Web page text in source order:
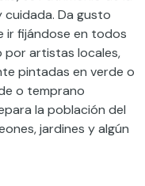
cuidada. Da gusto
ir fijándose en todos
por artistas locales,
pintadas en verde o
o temprano
la población del
jardines y algún